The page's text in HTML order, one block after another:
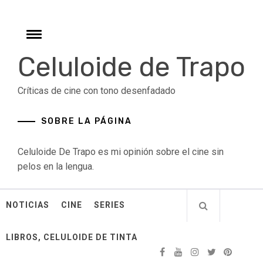
contentToggle
Celuloide de Trapo
Críticas de cine con tono desenfadado
SOBRE LA PÁGINA
Celuloide De Trapo es mi opinión sobre el cine sin
pelos en la lengua.
NOTICIAS CINE SERIES
LIBROS, CELULOIDE DE TINTA